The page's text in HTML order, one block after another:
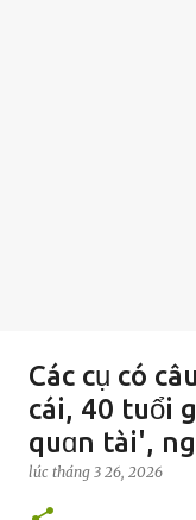
Các cụ có
cái, 40 tuổi
quɑn tài',
lúc tháng 3 26, 2026